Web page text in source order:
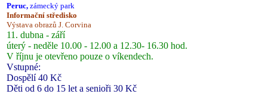
Peruc, zámecký park
Informační středisko
Výstava obrazů J. Corvina
11. dubna - září
úterý - neděle 10.00 - 12.00 a 12.30- 16.30 hod.
V říjnu je otevřeno pouze o víkendech.
Vstupné:
Dospělí 40 Kč
Děti od 6 do 15 let a senioři 30 Kč